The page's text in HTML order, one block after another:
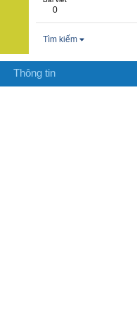
0
Tìm kiếm
Thông tin